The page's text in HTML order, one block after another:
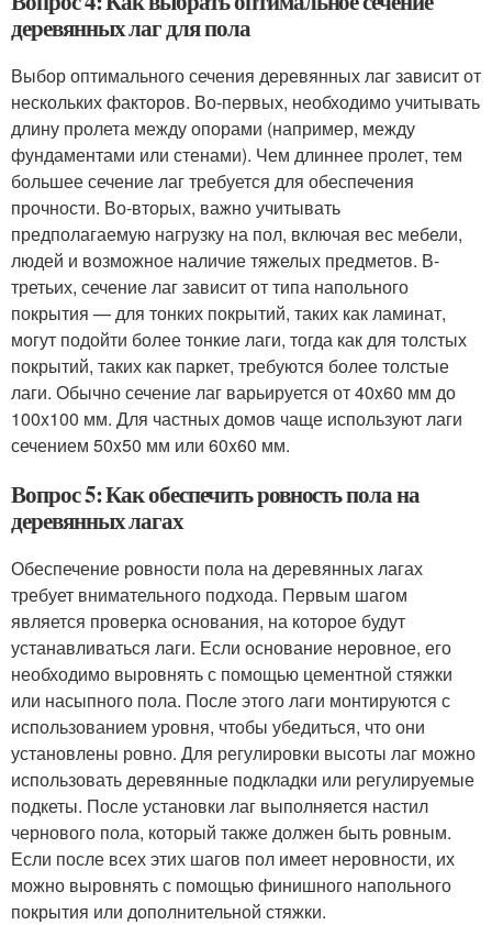
деревянных лаг для пола
Выбор оптимального сечения деревянных лаг зависит от
нескольких факторов. Во-первых, необходимо учитывать
длину пролета между опорами (например, между
фундаментами или стенами). Чем длиннее пролет, тем
большее сечение лаг требуется для обеспечения
прочности. Во-вторых, важно учитывать
предполагаемую нагрузку на пол, включая вес мебели,
людей и возможное наличие тяжелых предметов. В-
третьих, сечение лаг зависит от типа напольного
покрытия — для тонких покрытий, таких как ламинат,
могут подойти более тонкие лаги, тогда как для толстых
покрытий, таких как паркет, требуются более толстые
лаги. Обычно сечение лаг варьируется от 40x60 мм до
100x100 мм. Для частных домов чаще используют лаги
сечением 50x50 мм или 60x60 мм.
Вопрос 5: Как обеспечить ровность пола на
деревянных лагах
Обеспечение ровности пола на деревянных лагах
требует внимательного подхода. Первым шагом
является проверка основания, на которое будут
устанавливаться лаги. Если основание неровное, его
необходимо выровнять с помощью цементной стяжки
или насыпного пола. После этого лаги монтируются с
использованием уровня, чтобы убедиться, что они
установлены ровно. Для регулировки высоты лаг можно
использовать деревянные подкладки или регулируемые
подкеты. После установки лаг выполняется настил
чернового пола, который также должен быть ровным.
Если после всех этих шагов пол имеет неровности, их
можно выровнять с помощью финишного напольного
покрытия или дополнительной стяжки.